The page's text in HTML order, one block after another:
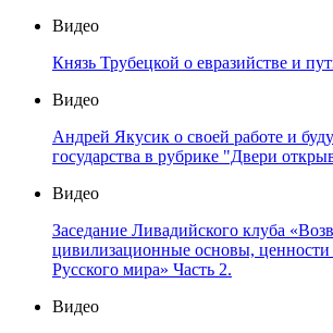
Видео
Князь Трубецкой о евразийстве и
Видео
Андрей Якусик о своей работе и
государства в рубрике "Двери
Видео
Заседание Ливадийского клуба
цивилизационные основы,
Русского мира» Часть 2.
Видео